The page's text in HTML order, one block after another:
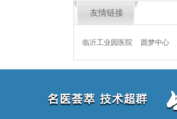
友情链接
临沂工业园医院 圆梦中心